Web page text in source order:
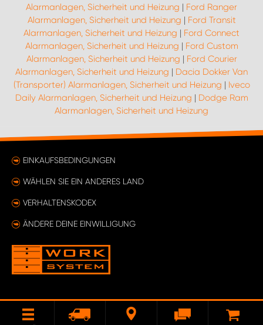
Alarmanlagen, Sicherheit und Heizung | Ford Ranger
Alarmanlagen, Sicherheit und Heizung | Ford Transit
Alarmanlagen, Sicherheit und Heizung | Ford Connect
Alarmanlagen, Sicherheit und Heizung | Ford Custom
Alarmanlagen, Sicherheit und Heizung | Ford Courier
Alarmanlagen, Sicherheit und Heizung | Dacia Dokker Van
(Transporter) Alarmanlagen, Sicherheit und Heizung | Iveco
Daily Alarmanlagen, Sicherheit und Heizung | Dodge Ram
Alarmanlagen, Sicherheit und Heizung
EINKAUFSBEDINGUNGEN
WÄHLEN SIE EIN ANDERES LAND
VERHALTENSKODEX
ÄNDERE DEINE EINWILLIGUNG